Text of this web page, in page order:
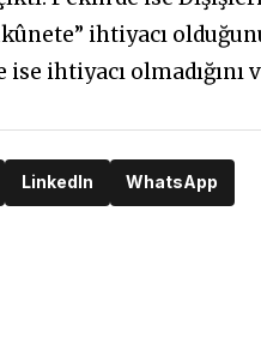
ihtiyacı
ihtiyacı olmadığını
LinkedIn WhatsApp